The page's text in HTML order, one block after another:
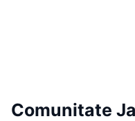
Comunitate